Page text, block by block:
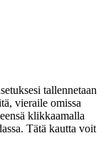
tallennetaan
vieraile omissa
klikkaamalla
Tätä kautta voit